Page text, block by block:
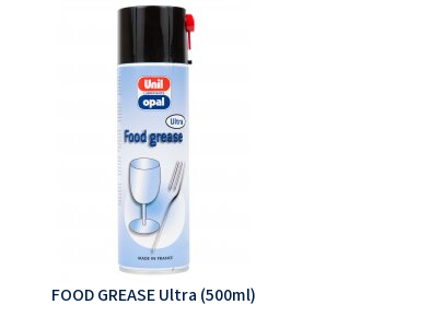
FOOD GREASE Ultra (500ml)